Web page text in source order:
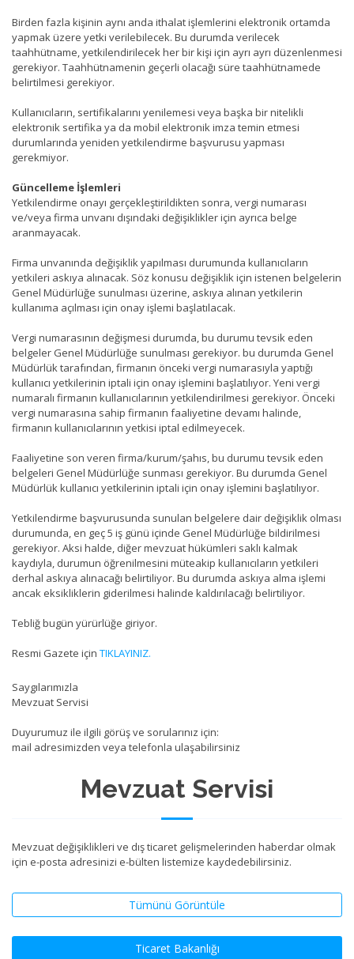
Mevzuat Servisi
Mevzuat değişiklikleri ve dış ticaret gelişmelerinden haberdar olmak
için e-posta adresinizi e-bülten listemize kaydedebilirsiniz.
Tümünü Görüntüle
Ticaret Bakanlığı
Birden fazla kişinin aynı anda ithalat işlemlerini elektronik ortamda
yapmak üzere yetki verilebilecek. Bu durumda verilecek
taahhütname, yetkilendirilecek her bir kişi için ayrı ayrı düzenlenmesi
gerekiyor. Taahhütnamenin geçerli olacağı süre taahhütnamede
belirtilmesi gerekiyor.
Kullanıcıların, sertifikalarını yenilemesi veya başka bir nitelikli
elektronik sertifika ya da mobil elektronik imza temin etmesi
durumlarında yeniden yetkilendirme başvurusu yapması
gerekmiyor.
Güncelleme İşlemleri
Yetkilendirme onayı gerçekleştirildikten sonra, vergi numarası
ve/veya firma unvanı dışındaki değişiklikler için ayrıca belge
aranmayacak.
Firma unvanında değişiklik yapılması durumunda kullanıcıların
yetkileri askıya alınacak. Söz konusu değişiklik için istenen belgelerin
Genel Müdürlüğe sunulması üzerine, askıya alınan yetkilerin
kullanıma açılması için onay işlemi başlatılacak.
Vergi numarasının değişmesi durumda, bu durumu tevsik eden
belgeler Genel Müdürlüğe sunulması gerekiyor. bu durumda Genel
Müdürlük tarafından, firmanın önceki vergi numarasıyla yaptığı
kullanıcı yetkilerinin iptali için onay işlemini başlatılıyor. Yeni vergi
numaralı firmanın kullanıcılarının yetkilendirilmesi gerekiyor. Önceki
vergi numarasına sahip firmanın faaliyetine devamı halinde,
firmanın kullanıcılarının yetkisi iptal edilmeyecek.
Faaliyetine son veren firma/kurum/şahıs, bu durumu tevsik eden
belgeleri Genel Müdürlüğe sunması gerekiyor. Bu durumda Genel
Müdürlük kullanıcı yetkilerinin iptali için onay işlemini başlatılıyor.
Yetkilendirme başvurusunda sunulan belgelere dair değişiklik olması
durumunda, en geç 5 iş günü içinde Genel Müdürlüğe bildirilmesi
gerekiyor. Aksi halde, diğer mevzuat hükümleri saklı kalmak
kaydıyla, durumun öğrenilmesini müteakip kullanıcıların yetkileri
derhal askıya alınacağı belirtiliyor. Bu durumda askıya alma işlemi
ancak eksikliklerin giderilmesi halinde kaldırılacağı belirtiliyor.
Tebliğ bugün yürürlüğe giriyor.
Resmi Gazete için TIKLAYINIZ.
Saygılarımızla
Mevzuat Servisi
Duyurumuz ile ilgili görüş ve sorularınız için:
mail adresimizden veya telefonla ulaşabilirsiniz